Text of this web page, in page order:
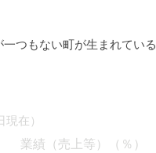
つもない町が生まれている
在）
業績（売上等）（％）